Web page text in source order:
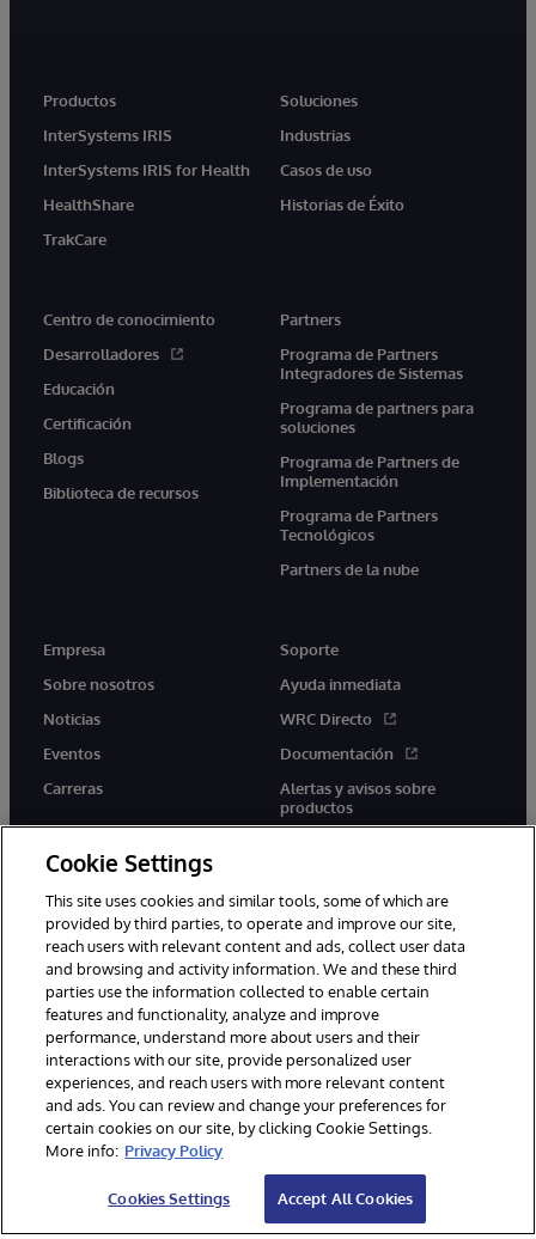
Productos
InterSystems IRIS
InterSystems IRIS for Health
HealthShare
TrakCare
Soluciones
Industrias
Casos de uso
Historias de Éxito
Centro de conocimiento
Desarrolladores
Educación
Certificación
Blogs
Biblioteca de recursos
Partners
Programa de Partners
Integradores de Sistemas
Programa de partners para
soluciones
Programa de Partners de
Implementación
Programa de Partners
Tecnológicos
Partners de la nube
Empresa
Sobre nosotros
Noticias
Eventos
Carreras
Soporte
Ayuda inmediata
WRC Directo
Documentación
Alertas y avisos sobre
productos
twitter youtubefacebooklinkedin
1996-2026 InterSystems Corporation, Boston, MA. Todos los
derechos reservados.
Avisos/Términos y condiciones
Declaración de privacidad
Garantía
Accesibilidad
Cookie Settings
This site uses cookies and similar tools, some of which are
provided by third parties, to operate and improve our site,
reach users with relevant content and ads, collect user data
and browsing and activity information. We and these third
parties use the information collected to enable certain
features and functionality, analyze and improve
performance, understand more about users and their
interactions with our site, provide personalized user
experiences, and reach users with more relevant content
and ads. You can review and change your preferences for
certain cookies on our site, by clicking Cookie Settings.
More info: Privacy Policy
Cookies Settings Accept All Cookies